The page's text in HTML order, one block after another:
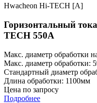
Hwacheon Hi-TECH [A]
Горизонтальный
TECH 550A
Макс. диаметр обработки
Макс. диаметр обработки:
Стандартный диаметр
Длина обработки: 1100мм
Цена по запросу
Подробнее